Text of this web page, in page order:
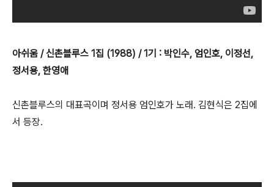
아쉬움 / 신촌블루스 1집 (1988) / 1기 : 박인수, 엄인호, 이정선,
정서용, 한영애
신촌블루스의 대표곡이며 정서용 엄인호가 노래. 김현식은 2집에
서 등장.